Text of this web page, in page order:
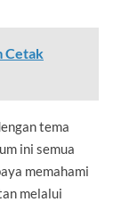
Cetak
tema
ini semua
memahami
melalui